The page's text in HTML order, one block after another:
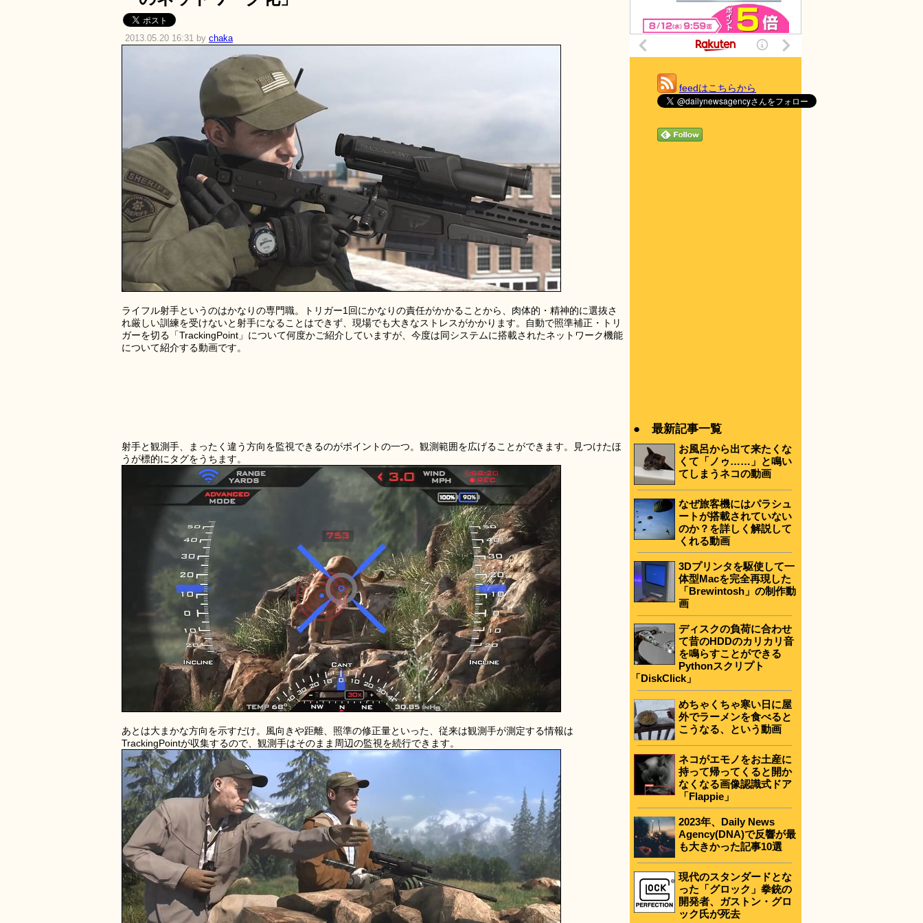
2013.05.20 16:31 by chaka
ライフル射手というのはかなりの専門職。トリガー1回にかなりの責任がかかることから、肉体的・精神的に選抜さ
れ厳しい訓練を受けないと射手になることはできず、現場でも大きなストレスがかかります。自動で照準補正・トリ
ガーを切る「TrackingPoint」について何度かご紹介していますが、今度は同システムに搭載されたネットワーク機能
について紹介する動画です。
射手と観測手、まったく違う方向を監視できるのがポイントの一つ。観測範囲を広げることができます。見つけたほ
うが標的にタグをうちます。
あとは大まかな方向を示すだけ。風向きや距離、照準の修正量といった、従来は観測手が測定する情報は
TrackingPointが収集するので、観測手はそのまま周辺の監視を続行できます。
feedはこちらから
● 最新記事一覧
お風呂から出て来たくな
くて「ノゥ……」と鳴い
てしまうネコの動画
なぜ旅客機にはパラシュ
ートが搭載されていない
のか？を詳しく解説して
くれる動画
3Dプリンタを駆使して一
体型Macを完全再現した
「Brewintosh」の制作動
画
ディスクの負荷に合わせ
て昔のHDDのカリカリ音
を鳴らすことができる
Pythonスクリプト
「DiskClick」
めちゃくちゃ寒い日に屋
外でラーメンを食べると
こうなる、という動画
ネコがエモノをお土産に
持って帰ってくると開か
なくなる画像認識式ドア
「Flappie」
2023年、Daily News
Agency(DNA)で反響が最
も大きかった記事10選
現代のスタンダードとな
った「グロック」拳銃の
開発者、ガストン・グロ
ック氏が死去